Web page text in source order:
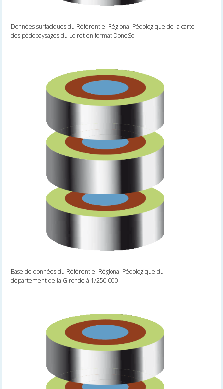
Données surfaciques du Référentiel Régional Pédologique de la carte
des pédopaysages du Loiret en format DoneSol
Base de données du Référentiel Régional Pédologique du
département de la Gironde à 1/250 000